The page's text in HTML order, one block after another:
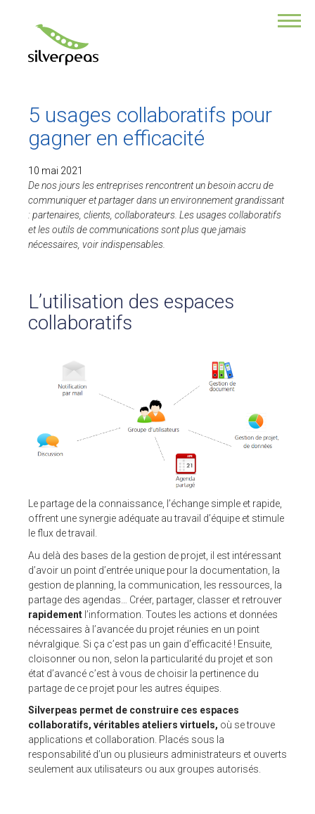
DSI
Directeur de TPE/PME
Développeur
POURQUOI CHOISIR SILVERPEAS ?
Ses multiples fonctionnalités
Son application Mobile
Un service professionnel
La force de la collaboration
Pour ses tarifs transparents
BLOG
Témoignages clients
Fonctionnalités
Articles
A PROPOS DE NOUS
L’entreprise
💻 DÉMONSTRATION
Demander une démo
Plateforme de test
ESPACE CLIENTS
SUPPORT
COMMUNAUTÉ OPEN SOURCE
+33 4 76 09 31 61
5 usages collaboratifs pour
gagner en efficacité
10 mai 2021
De nos jours les entreprises rencontrent un besoin accru de
communiquer et partager dans un environnement grandissant
: partenaires, clients, collaborateurs. Les usages collaboratifs
et les outils de communications sont plus que jamais
nécessaires, voir indispensables.
L’utilisation des espaces
collaboratifs
Le partage de la connaissance, l’échange simple et rapide,
offrent une synergie adéquate au travail d’équipe et stimule
le flux de travail.
Au delà des bases de la gestion de projet, il est intéressant
d’avoir un point d’entrée unique pour la documentation, la
gestion de planning, la communication, les ressources, la
partage des agendas… Créer, partager, classer et retrouver
rapidement l’information. Toutes les actions et données
nécessaires à l’avancée du projet réunies en un point
névralgique. Si ça c’est pas un gain d’efficacité ! Ensuite,
cloisonner ou non, selon la particularité du projet et son
état d’avancé c’est à vous de choisir la pertinence du
partage de ce projet pour les autres équipes.
Silverpeas permet de construire ces espaces
collaboratifs, véritables ateliers virtuels, où se trouve
applications et collaboration. Placés sous la
responsabilité d’un ou plusieurs administrateurs et ouverts
seulement aux utilisateurs ou aux groupes autorisés.